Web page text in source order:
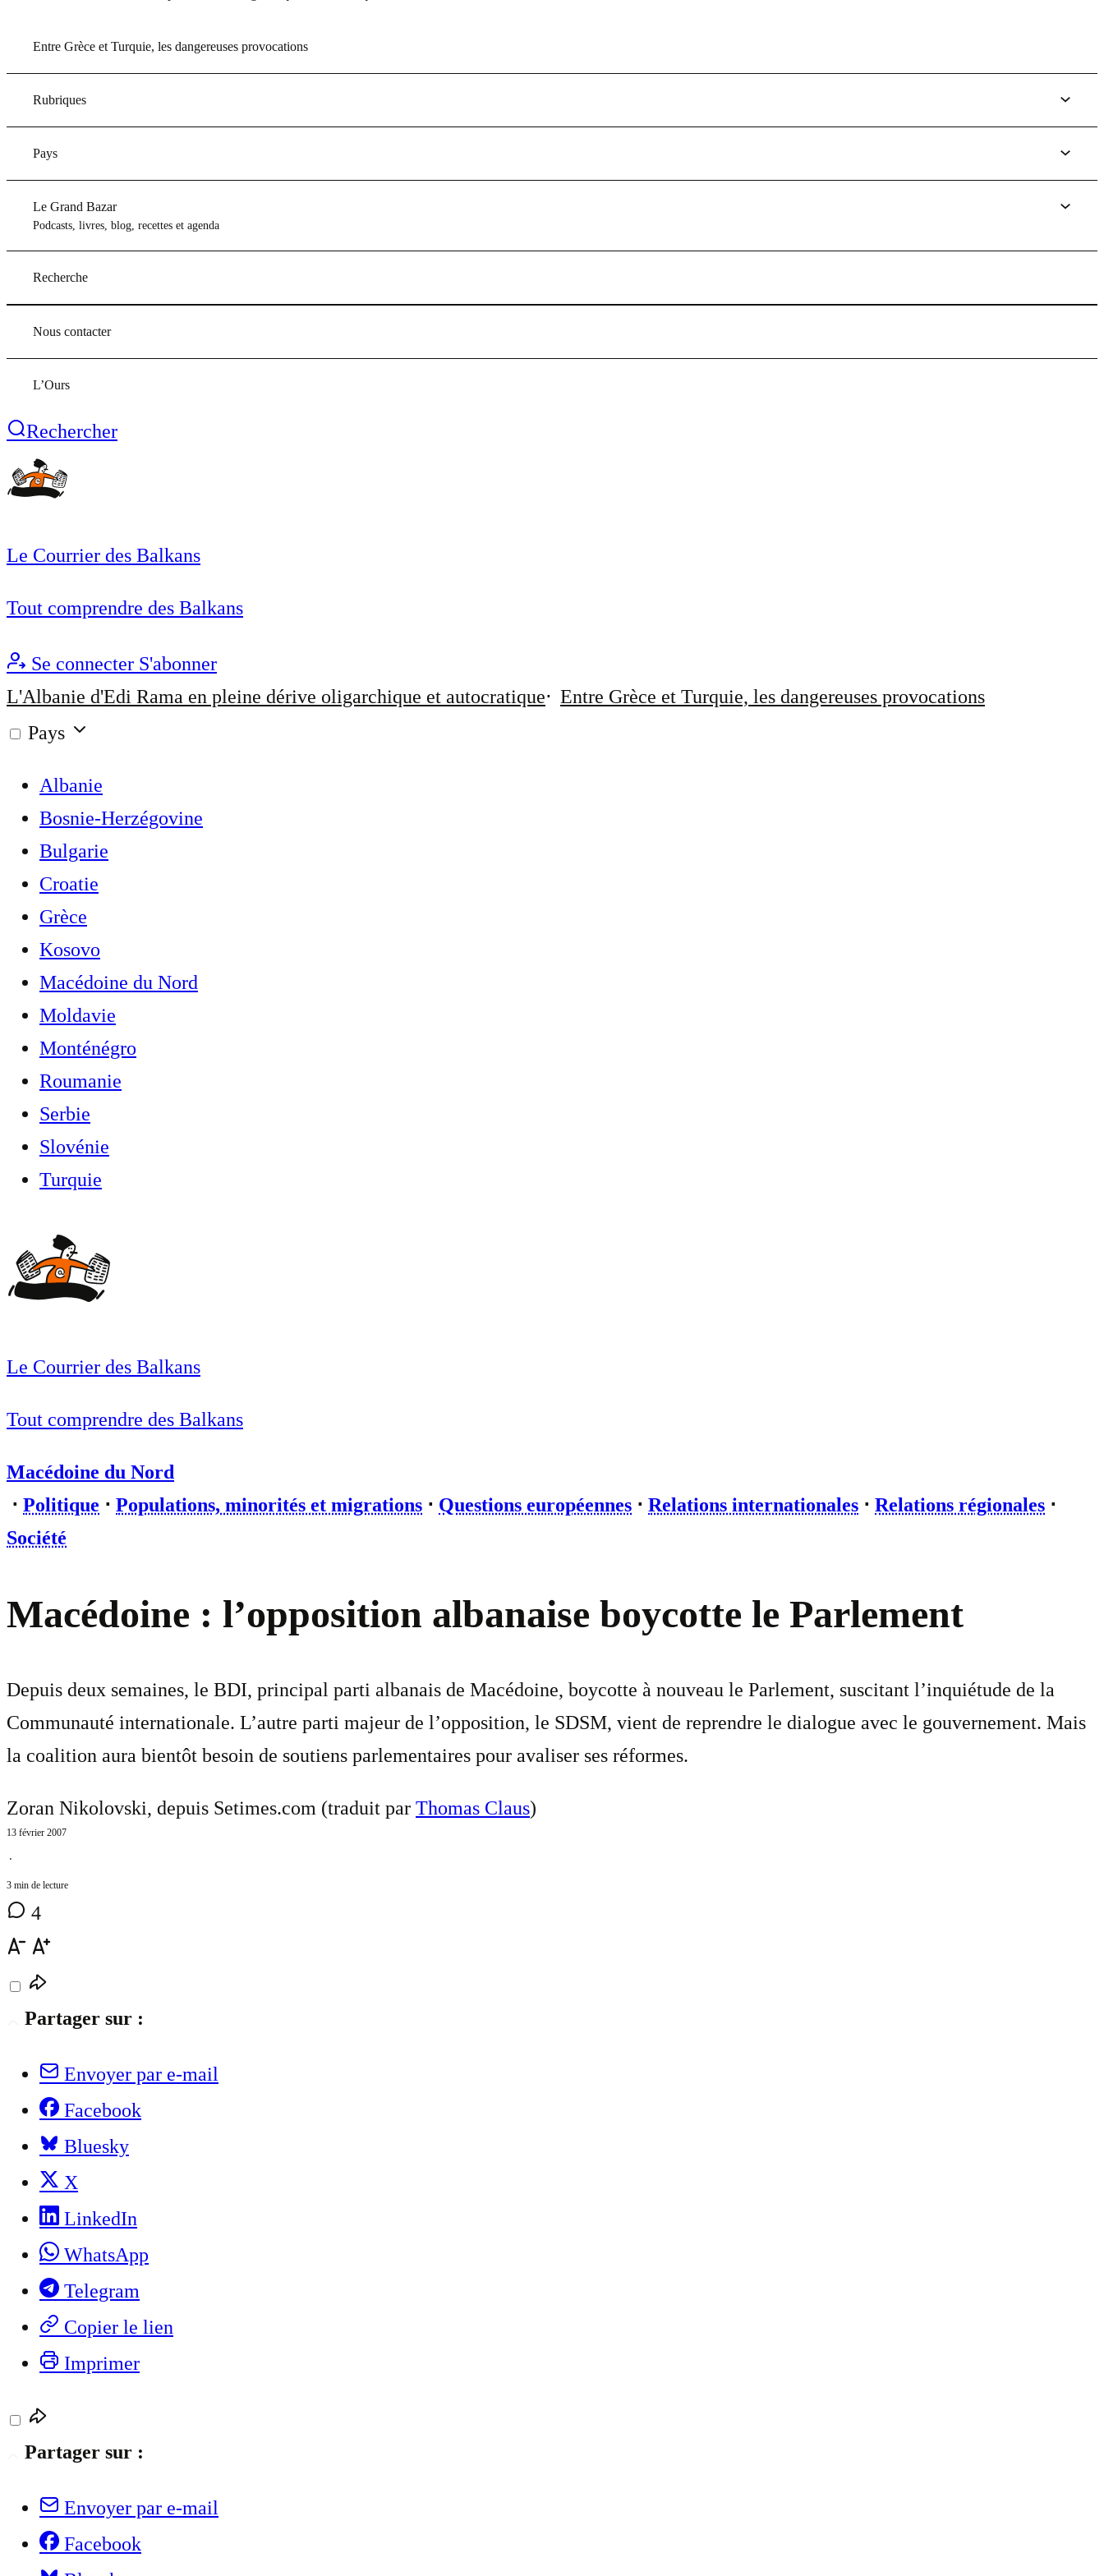
Entre Grèce et Turquie, les dangereuses provocations
Rubriques
Pays
Le Grand Bazar
Podcasts, livres, blog, recettes et agenda
Recherche
Nous contacter
L’Ours
Rechercher
Le Courrier des Balkans
Tout comprendre des Balkans
Se connecter S'abonner
L'Albanie d'Edi Rama en pleine dérive oligarchique et autocratique
Entre Grèce et Turquie, les dangereuses provocations
Pays
Albanie
Bosnie-Herzégovine
Bulgarie
Croatie
Grèce
Kosovo
Macédoine du Nord
Moldavie
Monténégro
Roumanie
Serbie
Slovénie
Turquie
Le Courrier des Balkans
Tout comprendre des Balkans
Macédoine du Nord
⋅ Politique ⋅ Populations, minorités et migrations ⋅ Questions européennes ⋅ Relations internationales ⋅ Relations régionales ⋅
Société
Macédoine : l’opposition albanaise boycotte le Parlement
Depuis deux semaines, le BDI, principal parti albanais de Macédoine, boycotte à nouveau le Parlement, suscitant l’inquiétude de la
Communauté internationale. L’autre parti majeur de l’opposition, le SDSM, vient de reprendre le dialogue avec le gouvernement. Mais
la coalition aura bientôt besoin de soutiens parlementaires pour avaliser ses réformes.
Zoran Nikolovski, depuis Setimes.com (traduit par Thomas Claus)
13 février 2007
⋅
3 min de lecture
4
Partager sur :
Envoyer par e-mail
Facebook
Bluesky
X
LinkedIn
WhatsApp
Telegram
Copier le lien
Imprimer
Partager sur :
Envoyer par e-mail
Facebook